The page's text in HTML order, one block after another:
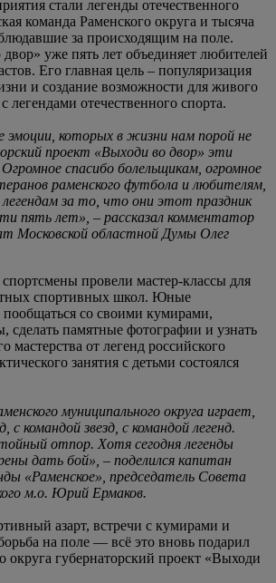
стали легенды отечественного
команда Раменского округа и тысяча
за происходящим на поле.
уже пять лет объединяет любителей
Его главная цель – популяризация
и создание возможности для живого
отечественного спорта.
эмоции, которых в жизни нам порой не
проект «Выходи во двор» эти
спасибо болельщикам, огромное
раменского футбола и любителям,
за то, что они этот праздник
пять лет», – рассказал комментатор
Московской областной Думы Олег
провели мастер-классы для
спортивных школ. Юные
со своими кумирами,
сделать памятные фотографии и узнать
мастерства от легенд российского
занятия с детьми состоялся
муниципального округа играет,
с командой звезд, с командой легенд.
отпор. Хотя сегодня легенды
дать бой», – поделился капитан
«Раменское», председатель Совета
м.о. Юрий Ермаков.
азарт, встречи с кумирами и
на поле — всё это вновь подарил
округа губернаторский проект «Выходи